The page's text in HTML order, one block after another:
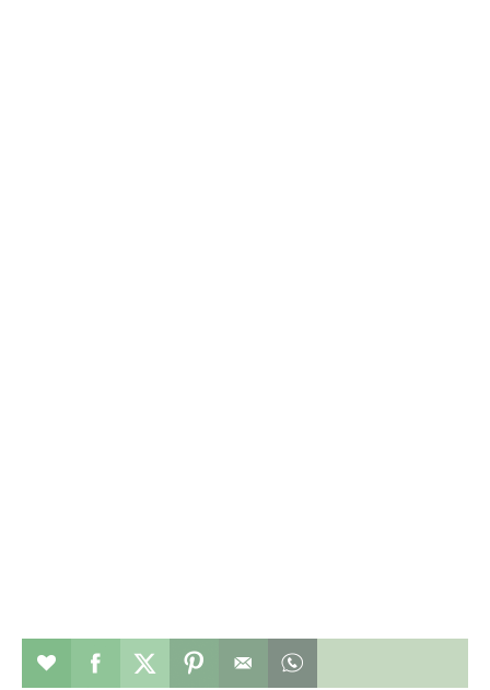
Verhaal toevoegen aan favorieten
Deel dit op facebook
Deel dit op twitter
Deel dit op pinterest